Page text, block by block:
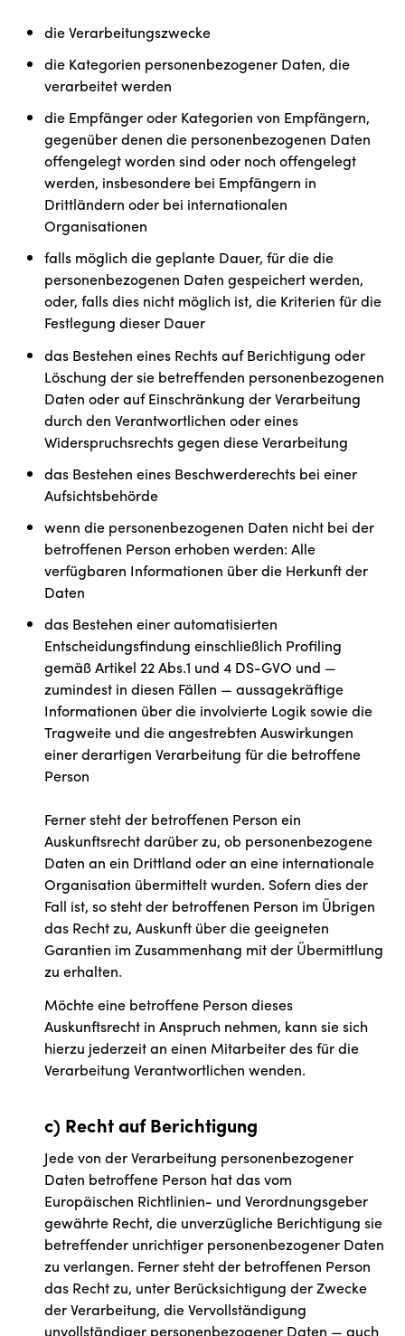
die Verarbeitungszwecke
die Kategorien personenbezogener Daten, die
verarbeitet werden
die Empfänger oder Kategorien von Empfängern,
gegenüber denen die personenbezogenen Daten
offengelegt worden sind oder noch offengelegt
werden, insbesondere bei Empfängern in
Drittländern oder bei internationalen
Organisationen
falls möglich die geplante Dauer, für die die
personenbezogenen Daten gespeichert werden,
oder, falls dies nicht möglich ist, die Kriterien für die
Festlegung dieser Dauer
das Bestehen eines Rechts auf Berichtigung oder
Löschung der sie betreffenden personenbezogenen
Daten oder auf Einschränkung der Verarbeitung
durch den Verantwortlichen oder eines
Widerspruchsrechts gegen diese Verarbeitung
das Bestehen eines Beschwerderechts bei einer
Aufsichtsbehörde
wenn die personenbezogenen Daten nicht bei der
betroffenen Person erhoben werden: Alle
verfügbaren Informationen über die Herkunft der
Daten
das Bestehen einer automatisierten
Entscheidungsfindung einschließlich Profiling
gemäß Artikel 22 Abs.1 und 4 DS-GVO und —
zumindest in diesen Fällen — aussagekräftige
Informationen über die involvierte Logik sowie die
Tragweite und die angestrebten Auswirkungen
einer derartigen Verarbeitung für die betroffene
Person
Ferner steht der betroffenen Person ein
Auskunftsrecht darüber zu, ob personenbezogene
Daten an ein Drittland oder an eine internationale
Organisation übermittelt wurden. Sofern dies der
Fall ist, so steht der betroffenen Person im Übrigen
das Recht zu, Auskunft über die geeigneten
Garantien im Zusammenhang mit der Übermittlung
zu erhalten.
Möchte eine betroffene Person dieses
Auskunftsrecht in Anspruch nehmen, kann sie sich
hierzu jederzeit an einen Mitarbeiter des für die
Verarbeitung Verantwortlichen wenden.
c) Recht auf Berichtigung
Jede von der Verarbeitung personenbezogener
Daten betroffene Person hat das vom
Europäischen Richtlinien- und Verordnungsgeber
gewährte Recht, die unverzügliche Berichtigung sie
betreffender unrichtiger personenbezogener Daten
zu verlangen. Ferner steht der betroffenen Person
das Recht zu, unter Berücksichtigung der Zwecke
der Verarbeitung, die Vervollständigung
unvollständiger personenbezogener Daten — auch